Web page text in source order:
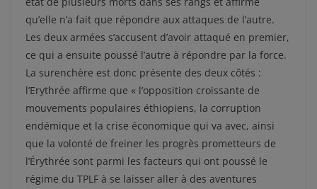
qu’elle n’a fait que répondre aux attaques de l’autre.
Les deux armées s’accusent d’avoir attaqué en premier,
ce qui a ensuite poussé l’autre à répondre par la force.
La surenchère est donc présente des deux côtés :
l’Erythrée affirme que « l’opposition croissante de
mouvements populaires éthiopiens, la corruption
endémique et la crise économique qui va avec, ainsi
que la volonté de freiner les progrès prometteurs de
l’Érythrée sont parmi les facteurs qui ont poussé le
régime du TPLF à se laisser aller à des aventures